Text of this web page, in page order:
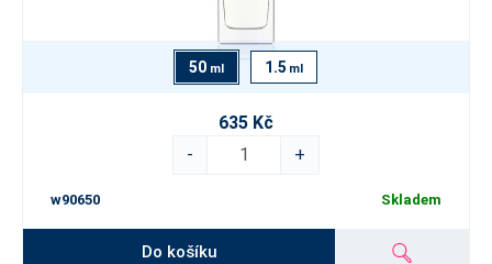
50 ml 1.5 ml
635 Kč
-
+
w90650 Skladem
Do košíku